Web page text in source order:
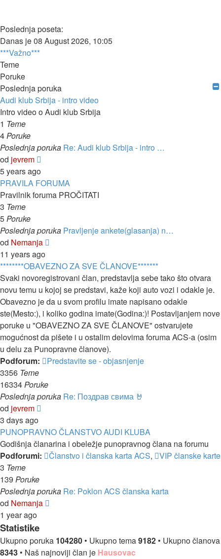
Poslednja poseta:
Danas je 08 August 2026, 10:05
***Važno***
Teme
Poruke
Poslednja poruka
Audi klub Srbija - intro video
Intro video o Audi klub Srbija
1 Teme
4Poruke
Poslednja poruka Re: Audi klub Srbija - intro …
od jevrem
poruke
5 years ago
PRAVILA FORUMA
Pravilnik foruma PROČITATI
3 Teme
5Poruke
Poslednja poruka Pravljenje ankete(glasanja) n…
od Nemanja
poruke
11 years ago
********OBAVEZNO ZA SVE ČLANOVE*******
Svaki novoregistrovani član, predstavlja sebe tako što otvara
novu temu u kojoj se predstavi, kaže koji auto vozi i odakle je.
Obavezno je da u svom profilu imate napisano odakle
ste(Mesto:), i koliko godina imate(Godina:)! Postavljanjem nove
poruke u "OBAVEZNO ZA SVE ČLANOVE" ostvarujete
mogućnost da pišete i u ostalim delovima foruma ACS-a (osim
u delu za Punopravne članove).
Podforum:
Predstavite se - objasnjenje
3356 Teme
16334Poruke
Poslednja poruka Re: Поздрав свима 🤘
od jevrem
poruke
3 days ago
PUNOPRAVNO ČLANSTVO AUDI KLUBA
Godišnja članarina i obeležje punopravnog člana na forumu
Podforumi:
Članstvo i članska karta ACS,
VIP članske karte
3 Teme
139 Poruke
Poslednja poruka Re: Poklon ACS članska karta
od Nemanja
1 year ago
Statistike
Ukupno poruka 104280 • Ukupno tema9182 • Ukupno članova
8343 • Naš najnoviji član je Hausovac